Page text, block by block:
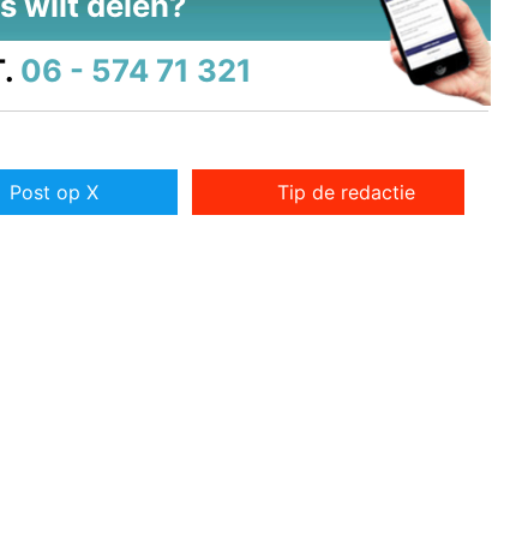
06 - 574 71 321
Post op X Tip de redactie